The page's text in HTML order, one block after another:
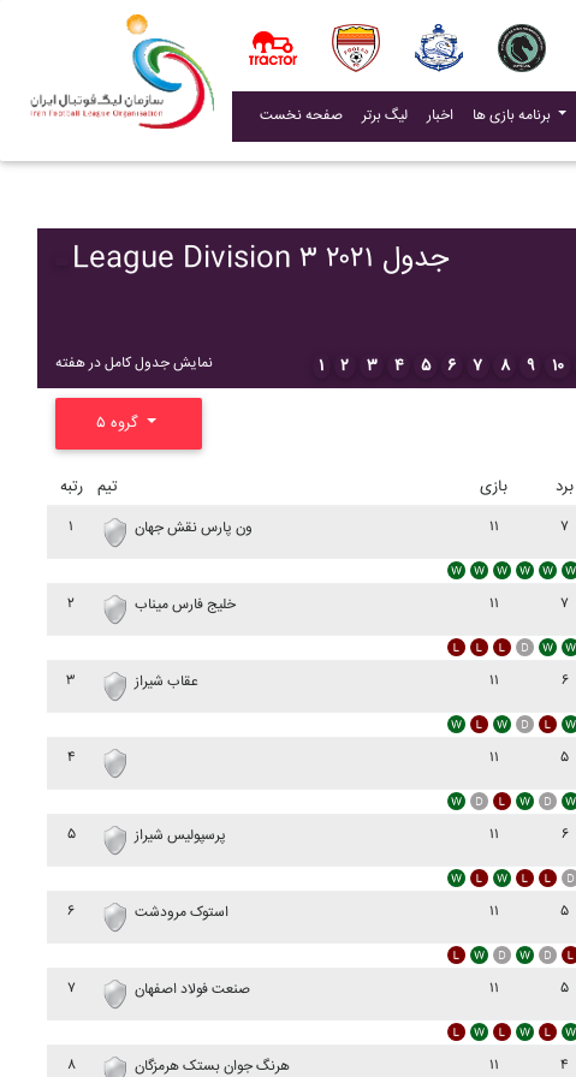
صفحه نخست لیگ برتر اخبار(current) برنامه بازی ها
League Division ۳ ۲۰۲۱ جدول
نمایش جدول کامل در هفته ۱ ۲ ۳ ۴ ۵ ۶ ۷ ۸ ۹ ۱۰
رتبه تیم بازی برد
۱ ون پارس نقش جهان ۱۱ ۷
۲ خليج فارس ميناب ۱۱ ۷
۳ عقاب شيراز ۱۱ ۶
۴ ۱۱ ۵
۵ پرسپوليس شيراز ۱۱ ۶
۶ استوک مرودشت ۱۱ ۵
۷ صنعت فولاد اصفهان ۱۱ ۵
۸ هرنگ جوان بستک هرمزگان ۱۱ ۴